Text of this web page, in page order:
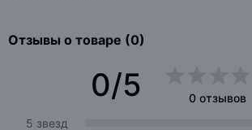
Отзывы о товаре (0)
0/5
0 отзывов
5 звезд